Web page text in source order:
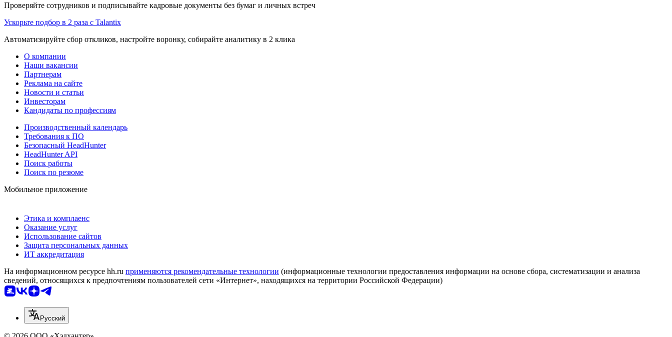
Проверяйте сотрудников и подписывайте кадровые документы без бумаг и личных встреч
Ускорьте подбор в 2 раза с Talantix
Автоматизируйте сбор откликов, настройте воронку, собирайте аналитику в 2 клика
О компании
Наши вакансии
Партнерам
Реклама на сайте
Новости и статьи
Инвесторам
Кандидаты по профессиям
Производственный календарь
Требования к ПО
Безопасный HeadHunter
HeadHunter API
Поиск работы
Поиск по резюме
Мобильное приложение
Этика и комплаенс
Оказание услуг
Использование сайтов
Защита персональных данных
ИТ аккредитация
На информационном ресурсе hh.ru применяются рекомендательные технологии (информационные технологии предоставления информации на основе сбора, систематизации и анализа
сведений, относящихся к предпочтениям пользователей сети «Интернет», находящихся на территории Российской Федерации)
Русский